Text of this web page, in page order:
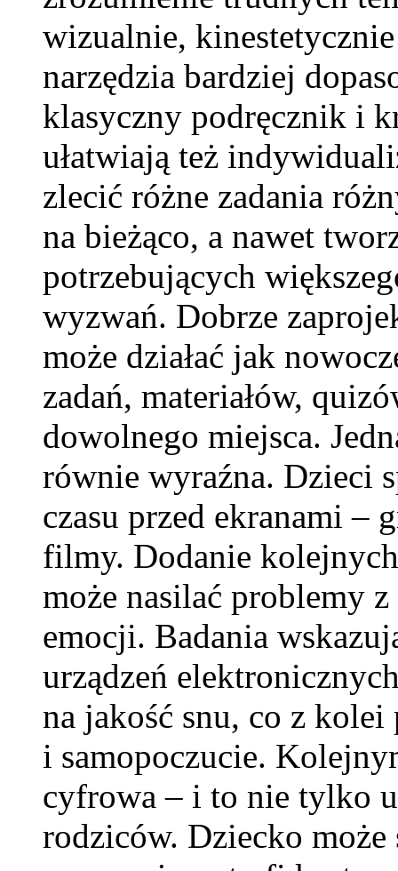
wizualnie,
narzędzia bardziej
klasyczny podręcznik i
ułatwiają też
zlecić różne zadania
na bieżąco, a nawet
potrzebujących
wyzwań. Dobrze
może działać jak
zadań, materiałów,
dowolnego miejsca.
równie wyraźna. Dzieci
czasu przed ekranami –
filmy. Dodanie
może nasilać problemy
emocji. Badania
urządzeń
na jakość snu, co z kolei
i samopoczucie.
cyfrowa – i to nie tylko
rodziców. Dziecko